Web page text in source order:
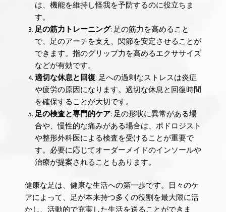
は、機能を維持し怪我を予防するのに役立ちま
す。
足の筋力トレーニング: 足の筋力を高めること
で、足のアーチを支え、関節を安定させることが
できます。指のグリップ力を高めるエクササイズ
などが有効です。
適切な休息と回復: 足への過剰なストレスは炎症
や疲労の原因になります。適切な休息と回復時間
を確保することが大切です。
足の検査と専門的ケア: 足の形状に異常がある場
合や、慢性的な痛みがある場合は、ポドロジスト
や整形外科医による検査を受けることが重要で
す。必要に応じてオーダーメイドのインソールや
治療が提案されることもあります。
健康な足は、健康な生活への第一歩です。日々のケ
アによって、足が本来持つ多くの役割を最大限に活
かし、活動的で充実した生活を送ることができま